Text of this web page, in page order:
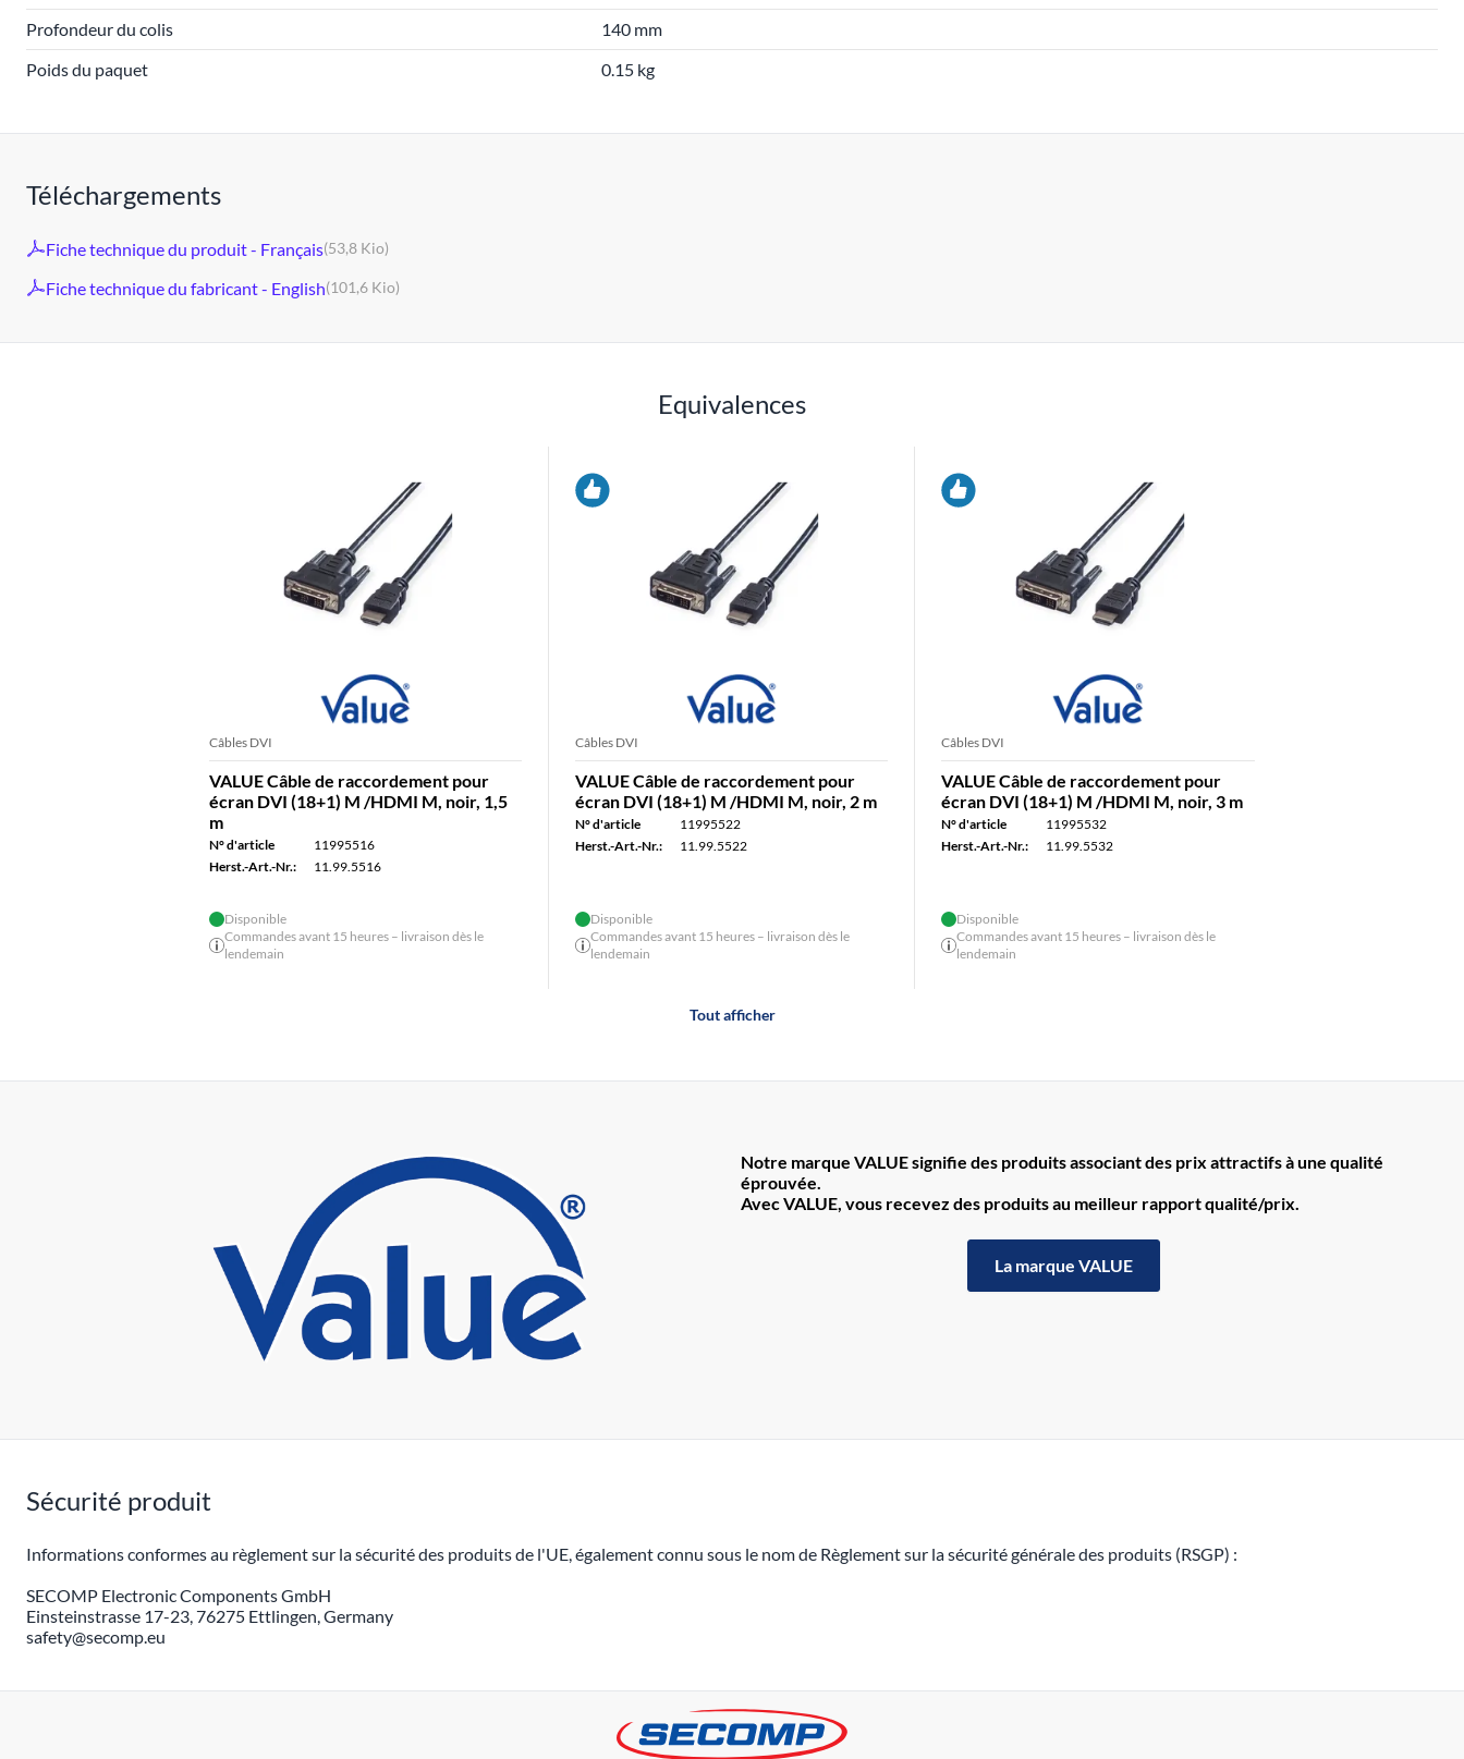
Profondeur du colis
140 mm
Poids du paquet
0.15 kg
Téléchargements
Fiche technique du produit - Français(53,8 Kio)
Fiche technique du fabricant - English(101,6 Kio)
Equivalences
Câbles DVI
VALUE Câble de raccordement pour
écran DVI (18+1) M /HDMI M, noir, 1,5
m
N° d'article
11995516
Herst.-Art.-Nr.:
11.99.5516
Disponible
Commandes avant 15 heures – livraison dès le
lendemain
Câbles DVI
VALUE Câble de raccordement pour
écran DVI (18+1) M /HDMI M, noir, 2 m
N° d'article
11995522
Herst.-Art.-Nr.:
11.99.5522
Disponible
Commandes avant 15 heures – livraison dès le
lendemain
Câbles DVI
VALUE Câble de raccordement pour
écran DVI (18+1) M /HDMI M, noir, 3 m
N° d'article
11995532
Herst.-Art.-Nr.:
11.99.5532
Disponible
Commandes avant 15 heures – livraison dès le
lendemain
Tout afficher
Notre marque VALUE signifie des produits associant des prix attractifs à une qualité
éprouvée.
Avec VALUE, vous recevez des produits au meilleur rapport qualité/prix.
La marque VALUE
Sécurité produit
Informations conformes au règlement sur la sécurité des produits de l'UE, également connu sous le nom de Règlement sur la sécurité générale des produits (RSGP) :
SECOMP Electronic Components GmbH
Einsteinstrasse 17-23, 76275 Ettlingen, Germany
safety@secomp.eu